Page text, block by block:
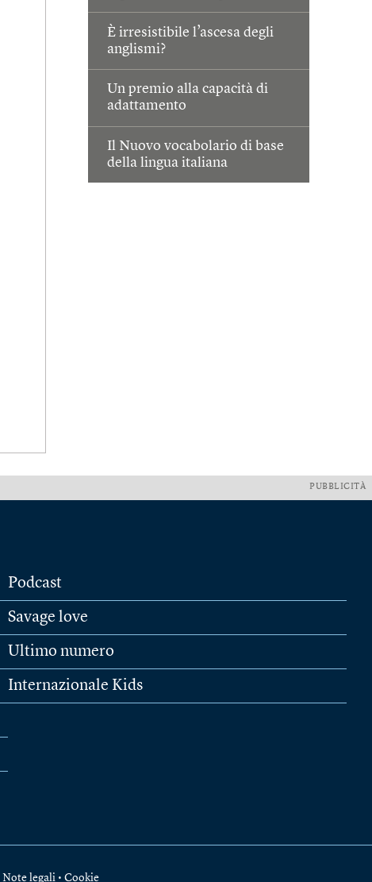
È irresistibile l’ascesa degli
anglismi?
Un premio alla capacità di
adattamento
Il Nuovo vocabolario di base
della lingua italiana
PUBBLICITÀ
Podcast
Savage love
Ultimo numero
Internazionale Kids
Note legali • Cookie